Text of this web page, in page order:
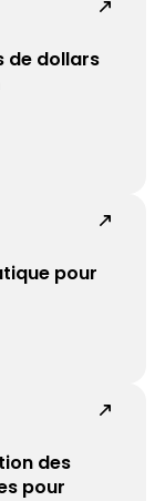
de dollars
pour
des
pour